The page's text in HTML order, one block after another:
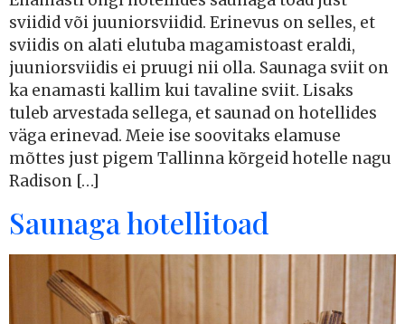
sviidid või juuniorsviidid. Erinevus on selles, et
sviidis on alati elutuba magamistoast eraldi,
juuniorsviidis ei pruugi nii olla. Saunaga sviit on
ka enamasti kallim kui tavaline sviit. Lisaks
tuleb arvestada sellega, et saunad on hotellides
väga erinevad. Meie ise soovitaks elamuse
mõttes just pigem Tallinna kõrgeid hotelle nagu
Radison […]
Saunaga hotellitoad